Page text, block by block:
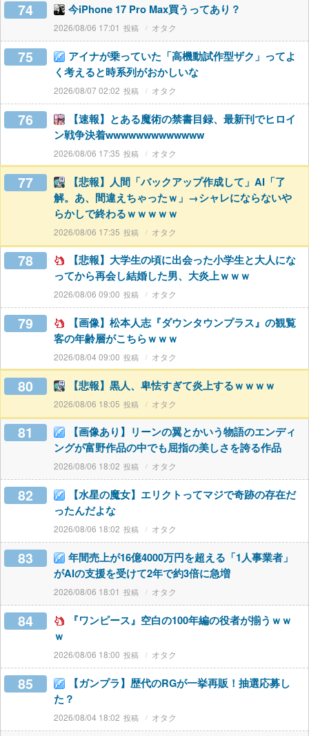
74 今iPhone 17 Pro Max買うってあり？
2026/08/06 17:01 オタク
75
アイナが乗っていた「高機動試作型ザク」ってよ
く考えると時系列がおかしいな
2026/08/07 02:02 オタク
76
【速報】とある魔術の禁書目録、最新刊でヒロイ
ン戦争決着wwwwwwwwwwwww
2026/08/06 17:35 オタク
77
【悲報】人間「バックアップ作成して」AI「了
解。あ、間違えちゃったｗ」→シャレにならないや
らかしで終わるｗｗｗｗｗ
2026/08/06 17:35 オタク
78
【悲報】大学生の頃に出会った小学生と大人にな
ってから再会し結婚した男、大炎上ｗｗｗ
2026/08/06 09:00 オタク
79
【画像】松本人志『ダウンタウンプラス』の観覧
客の年齢層がこちらｗｗｗ
2026/08/04 09:00 オタク
80 【悲報】黒人、卑怯すぎて炎上するｗｗｗｗ
2026/08/06 18:05 オタク
81
【画像あり】リーンの翼とかいう物語のエンディ
ングが富野作品の中でも屈指の美しさを誇る作品
2026/08/06 18:02 オタク
82
【水星の魔女】エリクトってマジで奇跡の存在だ
ったんだよな
2026/08/06 18:02 オタク
83
年間売上が16億4000万円を超える「1人事業者」
がAIの支援を受けて2年で約3倍に急増
2026/08/06 18:01 オタク
84
『ワンピース』空白の100年編の役者が揃うｗｗ
ｗ
2026/08/06 18:00 オタク
85
【ガンプラ】歴代のRGが一挙再販！抽選応募し
た？
2026/08/04 18:02 オタク